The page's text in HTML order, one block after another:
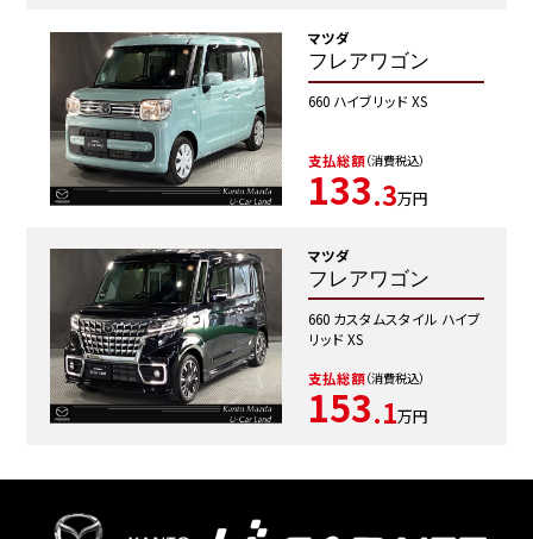
マツダ
フレアワゴン
660 ハイブリッド XS
支払総額（消費税込）
133.3万円
マツダ
フレアワゴン
660 カスタムスタイル ハイブ
リッド XS
支払総額（消費税込）
153.1万円